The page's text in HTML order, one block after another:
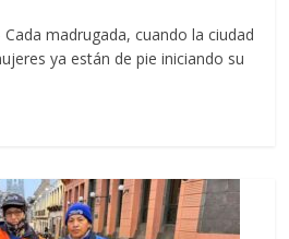
madrugada, cuando la ciudad
ya están de pie iniciando su